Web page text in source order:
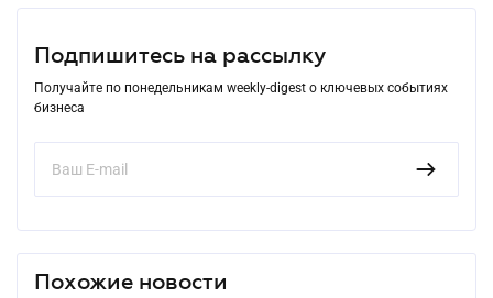
Подпишитесь на рассылку
Получайте по понедельникам weekly-digest о ключевых событиях
бизнеса
Похожие новости